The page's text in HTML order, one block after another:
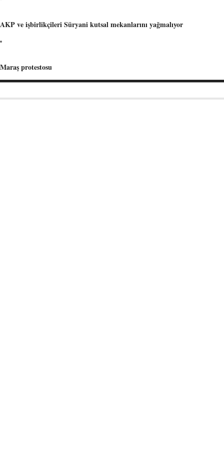
AKP ve işbirlikçileri Süryani kutsal mekanlarını yağmalıyor
Maraş protestosu